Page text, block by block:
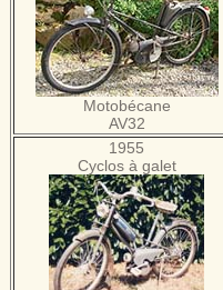
Motobécane
AV32
1955
Cyclos à galet